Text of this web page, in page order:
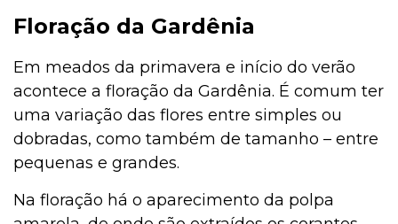
Floração da Gardênia
Em meados da primavera e início do verão
acontece a floração da Gardênia. É comum ter
uma variação das flores entre simples ou
dobradas, como também de tamanho – entre
pequenas e grandes.
Na floração há o aparecimento da polpa